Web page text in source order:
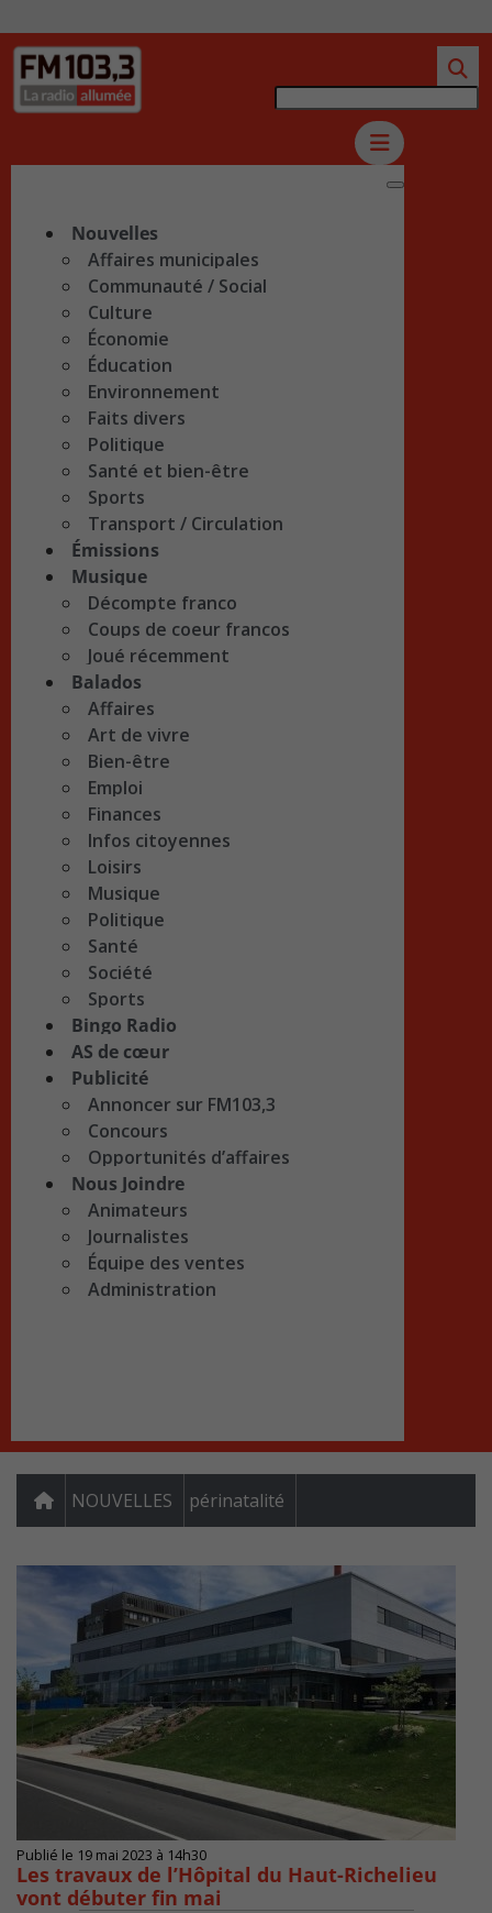
Nouvelles
Affaires municipales
Communauté / Social
Culture
Économie
Éducation
Environnement
Faits divers
Politique
Santé et bien-être
Sports
Transport / Circulation
Émissions
Musique
Décompte franco
Coups de coeur francos
Joué récemment
Balados
Affaires
Art de vivre
Bien-être
Emploi
Finances
Infos citoyennes
Loisirs
Musique
Politique
Santé
Société
Sports
Bingo Radio
AS de cœur
Publicité
Annoncer sur FM103,3
Concours
Opportunités d’affaires
Nous Joindre
Animateurs
Journalistes
Équipe des ventes
Administration
NOUVELLES périnatalité
Publié le 19 mai 2023 à 14h30
Les travaux de l’Hôpital du Haut-Richelieu
vont débuter fin mai